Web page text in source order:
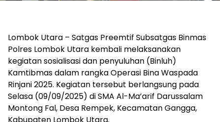
Lombok Utara – Satgas Preemtif Subsatgas Binmas
Polres Lombok Utara kembali melaksanakan
kegiatan sosialisasi dan penyuluhan (Binluh)
Kamtibmas dalam rangka Operasi Bina Waspada
Rinjani 2025. Kegiatan tersebut berlangsung pada
Selasa (09/09/2025) di SMA Al-Ma’arif Darussalam
Montong Fal, Desa Rempek, Kecamatan Gangga,